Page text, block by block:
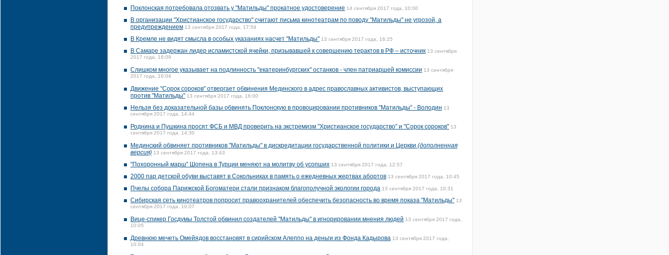
Поклонская потребовала отозвать у "Матильды" прокатное удостоверение 14 сентября 2017 года, 10:00
В организации "Христианское государство" считают письма кинотеатрам по поводу "Матильды" не угрозой, а
предупреждением 13 сентября 2017 года, 17:59
В Кремле не видят смысла в особых указаниях насчет "Матильды" 13 сентября 2017 года, 16:25
В Самаре задержан лидер исламистской ячейки, призывавшей к совершению терактов в РФ – источник 13 сентября
2017 года, 16:09
Слишком многое указывает на подлинность "екатеринбургских" останков - член патриаршей комиссии 13 сентября
2017 года, 16:04
Движение "Сорок сороков" отвергает обвинения Мединского в адрес православных активистов, выступающих
против "Матильды" 13 сентября 2017 года, 16:00
Нельзя без доказательной базы обвинять Поклонскую в провоцировании противников "Матильды" - Володин 13
сентября 2017 года, 14:44
Роднина и Пушкина просят ФСБ и МВД проверить на экстремизм "Христианское государство" и "Сорок сороков" 13
сентября 2017 года, 14:30
Мединский обвиняет противников "Матильды" в дискредитации государственной политики и Церкви (дополненная
версия) 13 сентября 2017 года, 13:43
"Похоронный марш" Шопена в Турции меняют на молитву об усопших 13 сентября 2017 года, 12:57
2000 пар детской обуви выставят в Сокольниках в память о ежедневных жертвах абортов 13 сентября 2017 года, 10:45
Пчелы собора Парижской Богоматери стали признаком благополучной экологии города 13 сентября 2017 года, 10:31
Сибирская сеть кинотеатров попросит правоохранителей обеспечить безопасность во время показа "Матильды" 13
сентября 2017 года, 10:07
Вице-спикер Госдумы Толстой обвинил создателей "Матильды" в игнорировании мнения людей 13 сентября 2017 года,
10:05
Древнюю мечеть Омейядов восстановят в сирийском Алеппо на деньги из Фонда Кадырова 13 сентября 2017 года,
10:04